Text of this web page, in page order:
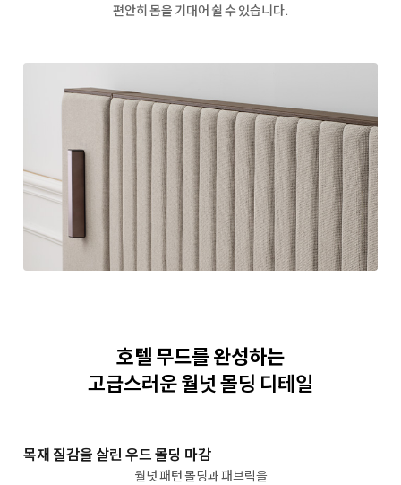
편안히 몸을 기대어 쉴 수 있습니다.
호텔 무드를 완성하는
고급스러운 월넛 몰딩 디테일
목재 질감을 살린 우드 몰딩 마감
월넛 패턴 몰딩과 패브릭을